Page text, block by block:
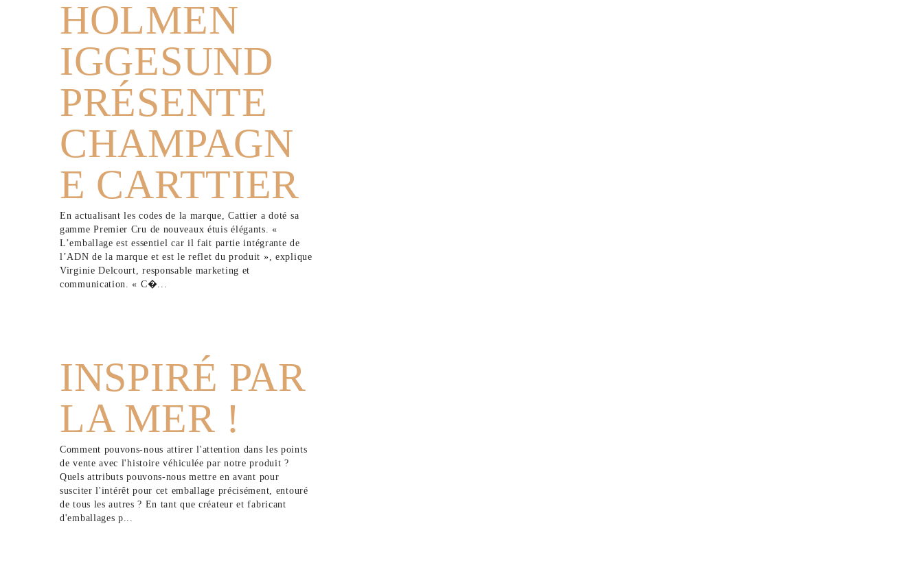
HOLMEN
IGGESUND
PRÉSENTE
CHAMPAGN
E CARTTIER
En actualisant les codes de la marque, Cattier a doté sa
gamme Premier Cru de nouveaux étuis élégants. «
L’emballage est essentiel car il fait partie intégrante de
l’ADN de la marque et est le reflet du produit », explique
Virginie Delcourt, responsable marketing et
communication. « C�...
INSPIRÉ PAR
LA MER !
Comment pouvons-nous attirer l'attention dans les points
de vente avec l'histoire véhiculée par notre produit ?
Quels attributs pouvons-nous mettre en avant pour
susciter l'intérêt pour cet emballage précisément, entouré
de tous les autres ? En tant que créateur et fabricant
d'emballages p...